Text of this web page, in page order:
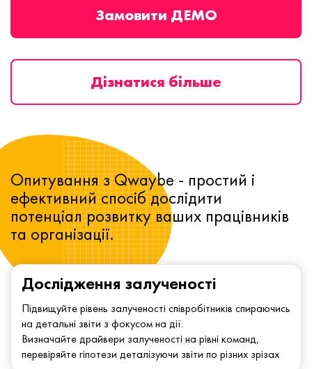
Замовити ДЕМО
Дізнатися більше
Дослідження залученості
Підвищуйте рівень залученості співробітників спираючись
на детальні звіти з фокусом на дії.
Визначайте драйвери залученості на рівні команд,
перевіряйте гіпотези деталізуючи звіти по різних зрізах
Опитування з Qwaybe - простий і
ефективний спосіб дослідити
потенціал розвитку ваших працівників
та організації.